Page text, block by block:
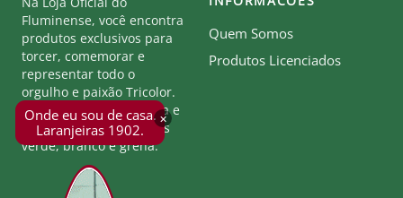
×
Onde eu sou de casa.
Laranjeiras 1902.
Fluminense, você encontra
produtos exclusivos para
torcer, comemorar e
representar todo o
orgulho e paixão Tricolor.
Seja parte desta história e
mostre a força das cores
verde, branco e grená.
Quem Somos
Produtos Licenciados